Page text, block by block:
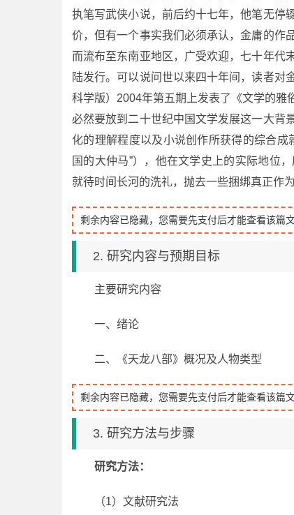
执笔写武侠小说，前后约十七年，他笔无停
价，但有一个事实我们必须承认，金庸的作
而流布至东南亚地区，广受欢迎，七十年代
陆发行。可以说问世以来四十年间，读者对
科学版）2004年第五期上发表了《文学的雅
必然要放到二十世纪中国文学发展这一大背
化的理解程度以及小说创作所获得的综合
国的大仲马”），他在文学史上的实际地位
就待时间长河的洗礼，抛去一些捆绑真正作
剩余内容已隐藏，您需要先支付后才能查看该篇文
2. 研究内容与预期目标
主要研究内容
一、绪论
二、《天龙八部》概况及人物类型
剩余内容已隐藏，您需要先支付后才能查看该篇文
3. 研究方法与步骤
研究方法：
（1）文献研究法